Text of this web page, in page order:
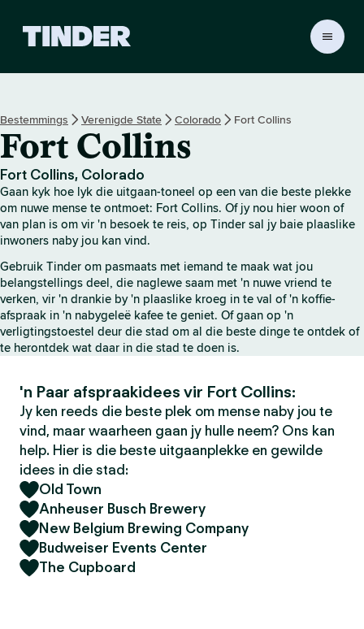
r
-
t
u
i
s
b
l
d
Bestemmings Verenigde State Colorado Fort Collins
Fort Collins
Fort Collins, Colorado
Gaan kyk hoe lyk die uitgaan-toneel op een van die beste plekke
om nuwe mense te ontmoet: Fort Collins. Of jy nou hier woon of
van plan is om vir 'n besoek te reis, op Tinder sal jy baie plaaslike
inwoners naby jou kan vind.
Gebruik Tinder om pasmaats met iemand te maak wat jou
belangstellings deel, die naglewe saam met 'n nuwe vriend te
verken, vir 'n drankie by 'n plaaslike kroeg in te val of 'n koffie-
afspraak in 'n nabygeleë kafee te geniet. Of gaan op 'n
verligtingstoestel deur die stad om al die beste dinge te ontdek of
te herontdek wat daar in die stad te doen is.
'n Paar afspraakidees vir Fort Collins:
Jy ken reeds die beste plek om mense naby jou te
vind, maar waarheen gaan jy hulle neem? Ons kan
help. Hier is die beste uitgaanplekke en gewilde
idees in die stad:
Old Town
Anheuser Busch Brewery
New Belgium Brewing Company
Budweiser Events Center
The Cupboard